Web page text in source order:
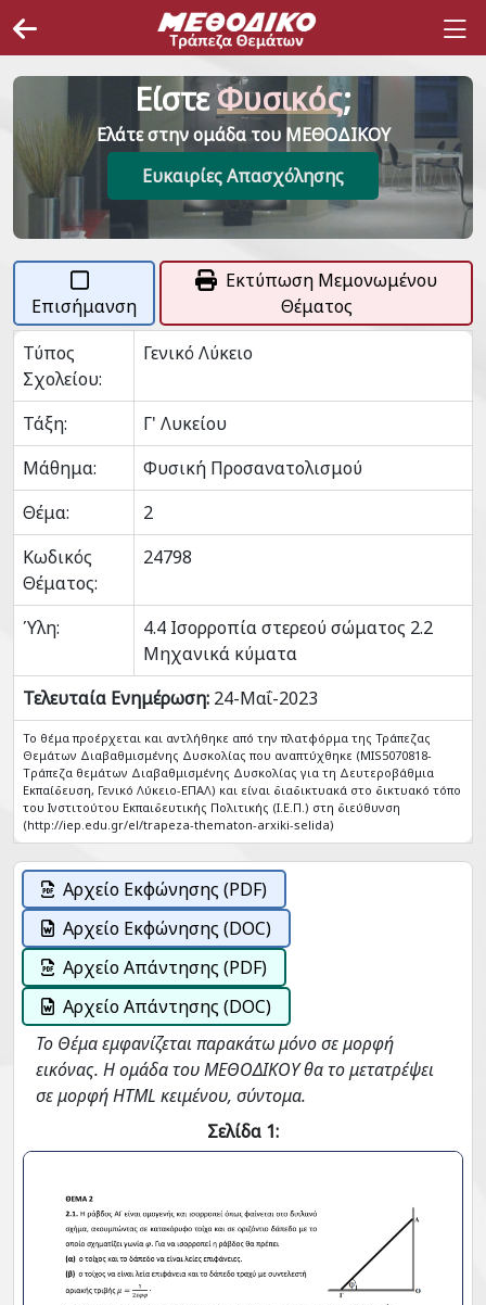
ΕίστεΦυσικός;
Ελάτε στην ομάδα του ΜΕΘΟΔΙΚΟΥ
Ευκαιρίες Απασχόλησης
Επισήμανση
Εκτύπωση Μεμονωμένου
Θέματος
Τύπος
Σχολείου:
Γενικό Λύκειο
Τάξη:
Γ' Λυκείου
Μάθημα:
Φυσική Προσανατολισμού
Θέμα:
2
Κωδικός
Θέματος:
24798
Ύλη:
4.4 Ισορροπία στερεού σώματος 2.2
Μηχανικά κύματα
Τελευταία Ενημέρωση: 24-Μαΐ-2023
Το θέμα προέρχεται και αντλήθηκε από την πλατφόρμα της Τράπεζας
Θεμάτων Διαβαθμισμένης Δυσκολίας που αναπτύχθηκε (MIS5070818-
Tράπεζα θεμάτων Διαβαθμισμένης Δυσκολίας για τη Δευτεροβάθμια
Εκπαίδευση, Γενικό Λύκειο-ΕΠΑΛ) και είναι διαδικτυακά στο δικτυακό τόπο
του Ινστιτούτου Εκπαιδευτικής Πολιτικής (Ι.Ε.Π.) στη διεύθυνση
(http://iep.edu.gr/el/trapeza-thematon-arxiki-selida)
Αρχείο Εκφώνησης (PDF)
Αρχείο Εκφώνησης (DOC)
Αρχείο Απάντησης (PDF)
Αρχείο Απάντησης (DOC)
Το Θέμα εμφανίζεται παρακάτω μόνο σε μορφή
εικόνας. Η ομάδα του ΜΕΘΟΔΙΚΟΥ θα το μετατρέψει
σε μορφή HTML κειμένου, σύντομα.
Σελίδα 1: